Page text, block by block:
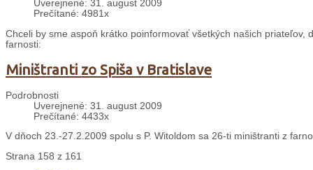
Uverejnené: 31. august 2009
Prečítané: 4981x
Chceli by sme aspoň krátko poinformovať všetkých našich
farnosti:
Miništranti zo Spiša v Bratislave
Podrobnosti
Uverejnené: 31. august 2009
Prečítané: 4433x
V dňoch 23.-27.2.2009 spolu s P. Witoldom sa 26-ti miništranti z
Strana 158 z 161